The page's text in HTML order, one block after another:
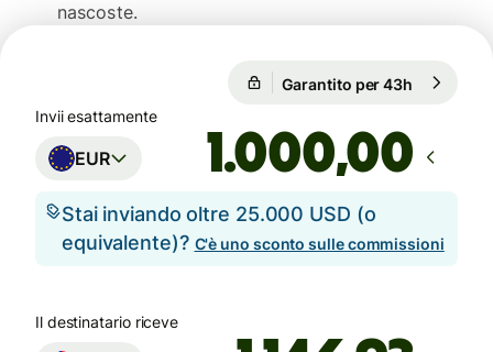
nascoste.
Garantito per 43h
Invii esattamente
EUR ,00
Stai inviando oltre 25.000 USD (o
equivalente)? C'è uno sconto sulle commissioni
Il destinatario riceve